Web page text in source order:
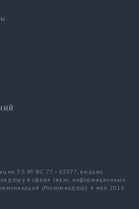
ЭЛ № ФС 77 - 65577, выдано
в сфере связи, информационных
(Роскомнадзор) 4 мая 2016